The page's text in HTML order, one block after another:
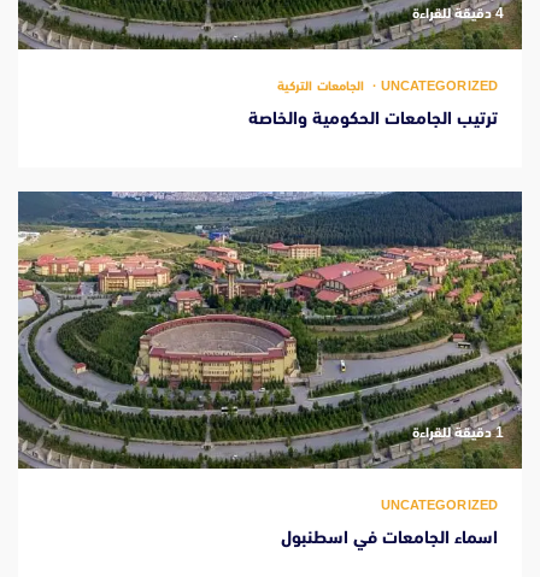
‫4 دقيقة للقراءة
UNCATEGORIZED الجامعات التركية
ترتيب الجامعات الحكومية والخاصة
‫1 دقيقة للقراءة
UNCATEGORIZED
اسماء الجامعات في اسطنبول